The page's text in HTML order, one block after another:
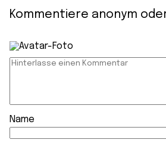
Kommentiere anonym
Name